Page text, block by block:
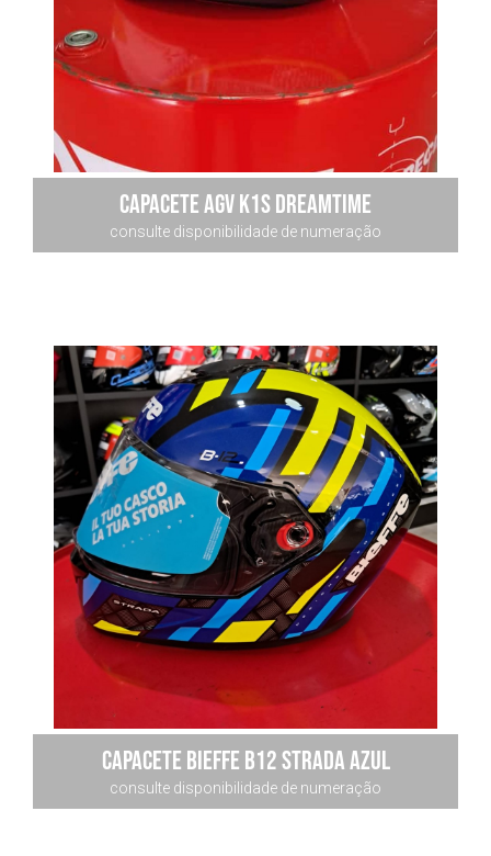
CAPACETE AGV K1S DREAMTIME
consulte disponibilidade de numeração
Capacete Bieffe B12 Strada Azul
consulte disponibilidade de numeração